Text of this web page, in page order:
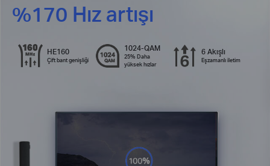
%170 Hız artışı
HE160
Çift bant genişliği
1024-QAM
25% Daha
yüksek hızlar
6 Akışlı
Eşzamanlı iletim